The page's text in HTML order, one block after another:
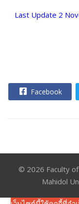
Last Update 2
Facebook
© 2026 Faculty
Mahidol